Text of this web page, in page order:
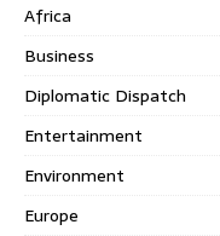
Africa
Business
Diplomatic Dispatch
Entertainment
Environment
Europe